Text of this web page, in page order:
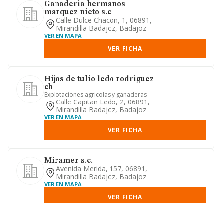
Ganaderia hermanos
marquez nieto s.c
Calle Dulce Chacon, 1, 06891,
Mirandilla Badajoz, Badajoz
VER EN MAPA
VER FICHA
Hijos de tulio ledo rodriguez
cb
Explotaciones agricolas y ganaderas
Calle Capitan Ledo, 2, 06891,
Mirandilla Badajoz, Badajoz
VER EN MAPA
VER FICHA
Miramer s.c.
Avenida Merida, 157, 06891,
Mirandilla Badajoz, Badajoz
VER EN MAPA
VER FICHA